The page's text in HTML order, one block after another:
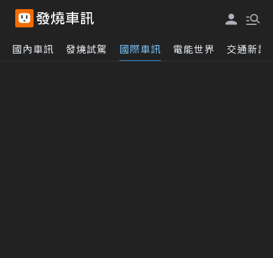
國內車訊 發燒試駕 國際車訊 電能世界 交通新訊